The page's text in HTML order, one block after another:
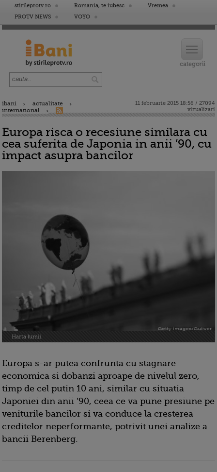
stirileprotv.ro Romania, te iubesc
Vremea
PROTV NEWS
VOYO
ibani
actualitate
international
11 februarie 2015 18:56 / 27094
vizualizari
Europa risca o recesiune similara cu
cea suferita de Japonia in anii ’90, cu
impact asupra bancilor
Harta lumii
Europa s-ar putea confrunta cu stagnare
economica si dobanzi aproape de nivelul zero,
timp de cel putin 10 ani, similar cu situatia
Japoniei din anii ’90, ceea ce va pune presiune pe
veniturile bancilor si va conduce la cresterea
creditelor neperformante, potrivit unei analize a
bancii Berenberg.